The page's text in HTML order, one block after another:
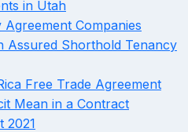
in Utah
Companies
Assured Shorthold Tenancy
Free Trade Agreement
Mean in a Contract
2021